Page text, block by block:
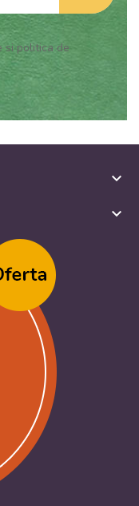
si politica de
keyboard_arrow_down
keyboard_arrow_down